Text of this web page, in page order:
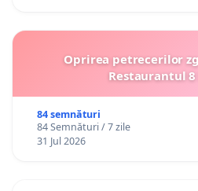
Oprirea petrecerilor
Restaurantul
84 semnături
84 Semnături / 7 zile
31 Jul 2026